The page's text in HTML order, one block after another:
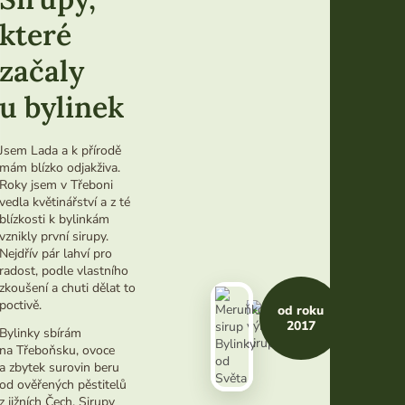
B
e
z
m
ě
l
ý
c
h
p
ř
í
s
a
d
Žádná
které
začaly
u bylinek
Jsem Lada a k přírodě
mám blízko odjakživa.
Roky jsem v Třeboni
vedla květinářství a z té
blízkosti k bylinkám
vznikly první sirupy.
Nejdřív pár lahví pro
radost, podle vlastního
zkoušení a chuti dělat to
poctivě.
Bylinky sbírám
na Třeboňsku, ovoce
a zbytek surovin beru
od ověřených pěstitelů
od roku
2017